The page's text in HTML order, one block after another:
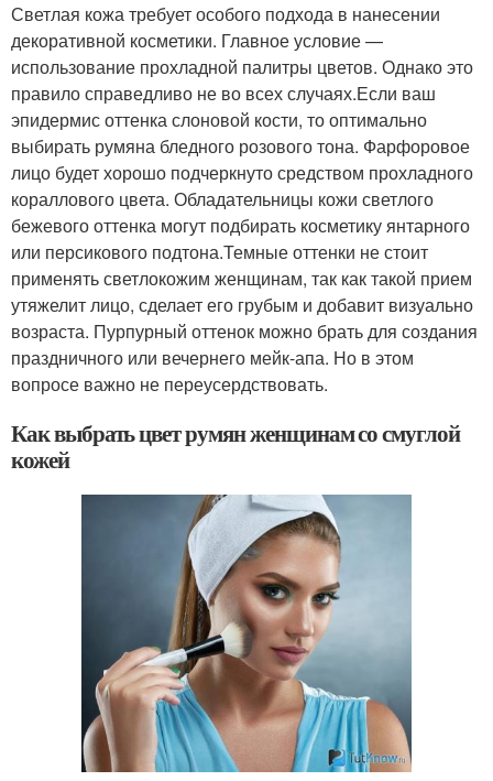
Светлая кожа требует особого подхода в нанесении
декоративной косметики. Главное условие —
использование прохладной палитры цветов. Однако это
правило справедливо не во всех случаях.Если ваш
эпидермис оттенка слоновой кости, то оптимально
выбирать румяна бледного розового тона. Фарфоровое
лицо будет хорошо подчеркнуто средством прохладного
кораллового цвета. Обладательницы кожи светлого
бежевого оттенка могут подбирать косметику янтарного
или персикового подтона.Темные оттенки не стоит
применять светлокожим женщинам, так как такой прием
утяжелит лицо, сделает его грубым и добавит визуально
возраста. Пурпурный оттенок можно брать для создания
праздничного или вечернего мейк-апа. Но в этом
вопросе важно не переусердствовать.
Как выбрать цвет румян женщинам со смуглой
кожей